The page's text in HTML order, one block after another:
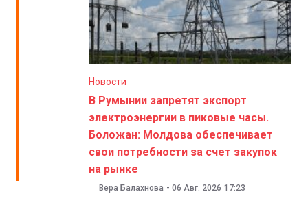
Новости
В Румынии запретят экспорт
электроэнергии в пиковые часы.
Боложан: Молдова обеспечивает
свои потребности за счет закупок
на рынке
Вера Балахнова - 06 Авг. 2026 17:23